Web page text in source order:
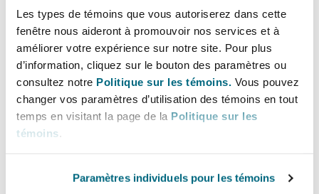
Les types de témoins que vous autoriserez dans cette
fenêtre nous aideront à promouvoir nos services et à
améliorer votre expérience sur notre site. Pour plus
d’information, cliquez sur le bouton des paramètres ou
consultez notre Politique sur les témoins. Vous pouvez
changer vos paramètres d’utilisation des témoins en tout
temps en visitant la page de la Politique sur les
témoins.
Paramètres individuels pour les témoins
Entretien, réparation et
Droit aérien commercial
Couverture d’assurance
Droit maritime
Risques politiques et crédit
Jersey
Bulletins
Lignes directes
+44 (0) 161 240 2870
+44 (0) 773 986 1680
ben.parsons@clydeco.com
Bureau principal